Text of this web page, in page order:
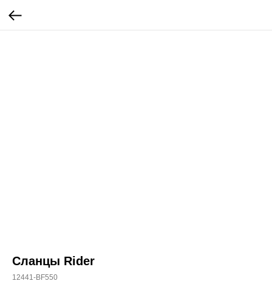
Сланцы Rider
12441-BF550